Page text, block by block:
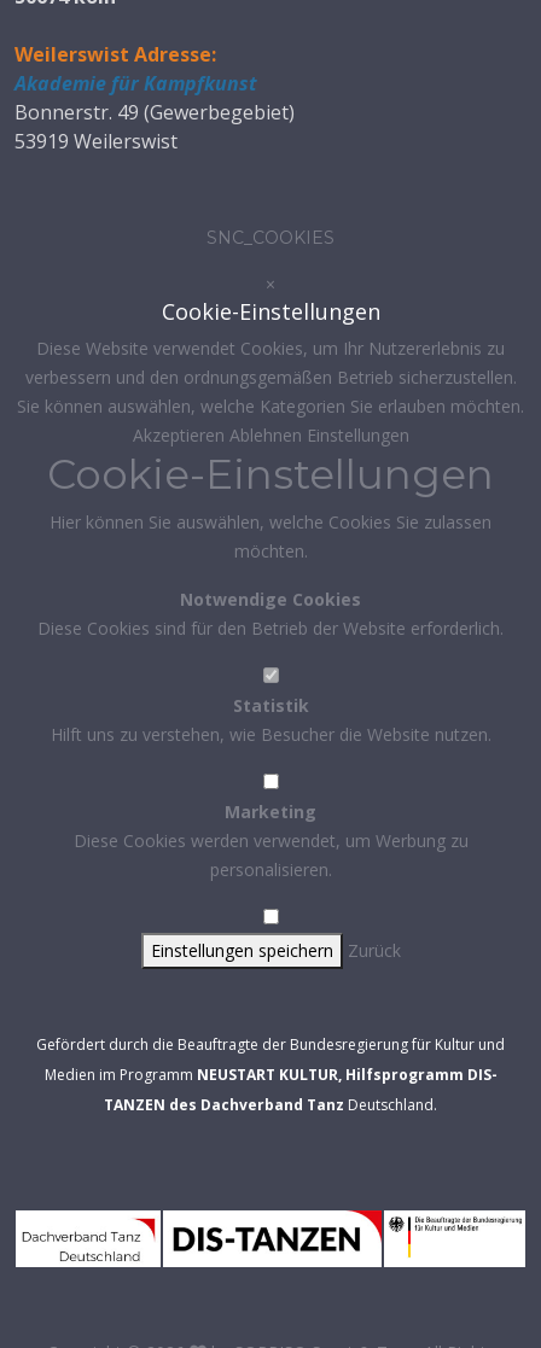
Weilerswist Adresse:
Akademie für Kampfkunst
Bonnerstr. 49 (Gewerbegebiet)
53919 Weilerswist
SNC_COOKIES
×
Cookie-Einstellungen
Diese Website verwendet Cookies, um Ihr Nutzererlebnis zu
verbessern und den ordnungsgemäßen Betrieb sicherzustellen.
Sie können auswählen, welche Kategorien Sie erlauben möchten.
Akzeptieren Ablehnen Einstellungen
Cookie-Einstellungen
Hier können Sie auswählen, welche Cookies Sie zulassen
möchten.
Notwendige Cookies
Diese Cookies sind für den Betrieb der Website erforderlich.
Statistik
Hilft uns zu verstehen, wie Besucher die Website nutzen.
Marketing
Diese Cookies werden verwendet, um Werbung zu
personalisieren.
Einstellungen speichern Zurück
Gefördert durch die Beauftragte der Bundesregierung für Kultur und
Medien im Programm NEUSTART KULTUR, Hilfsprogramm DIS-
TANZEN des Dachverband Tanz Deutschland.